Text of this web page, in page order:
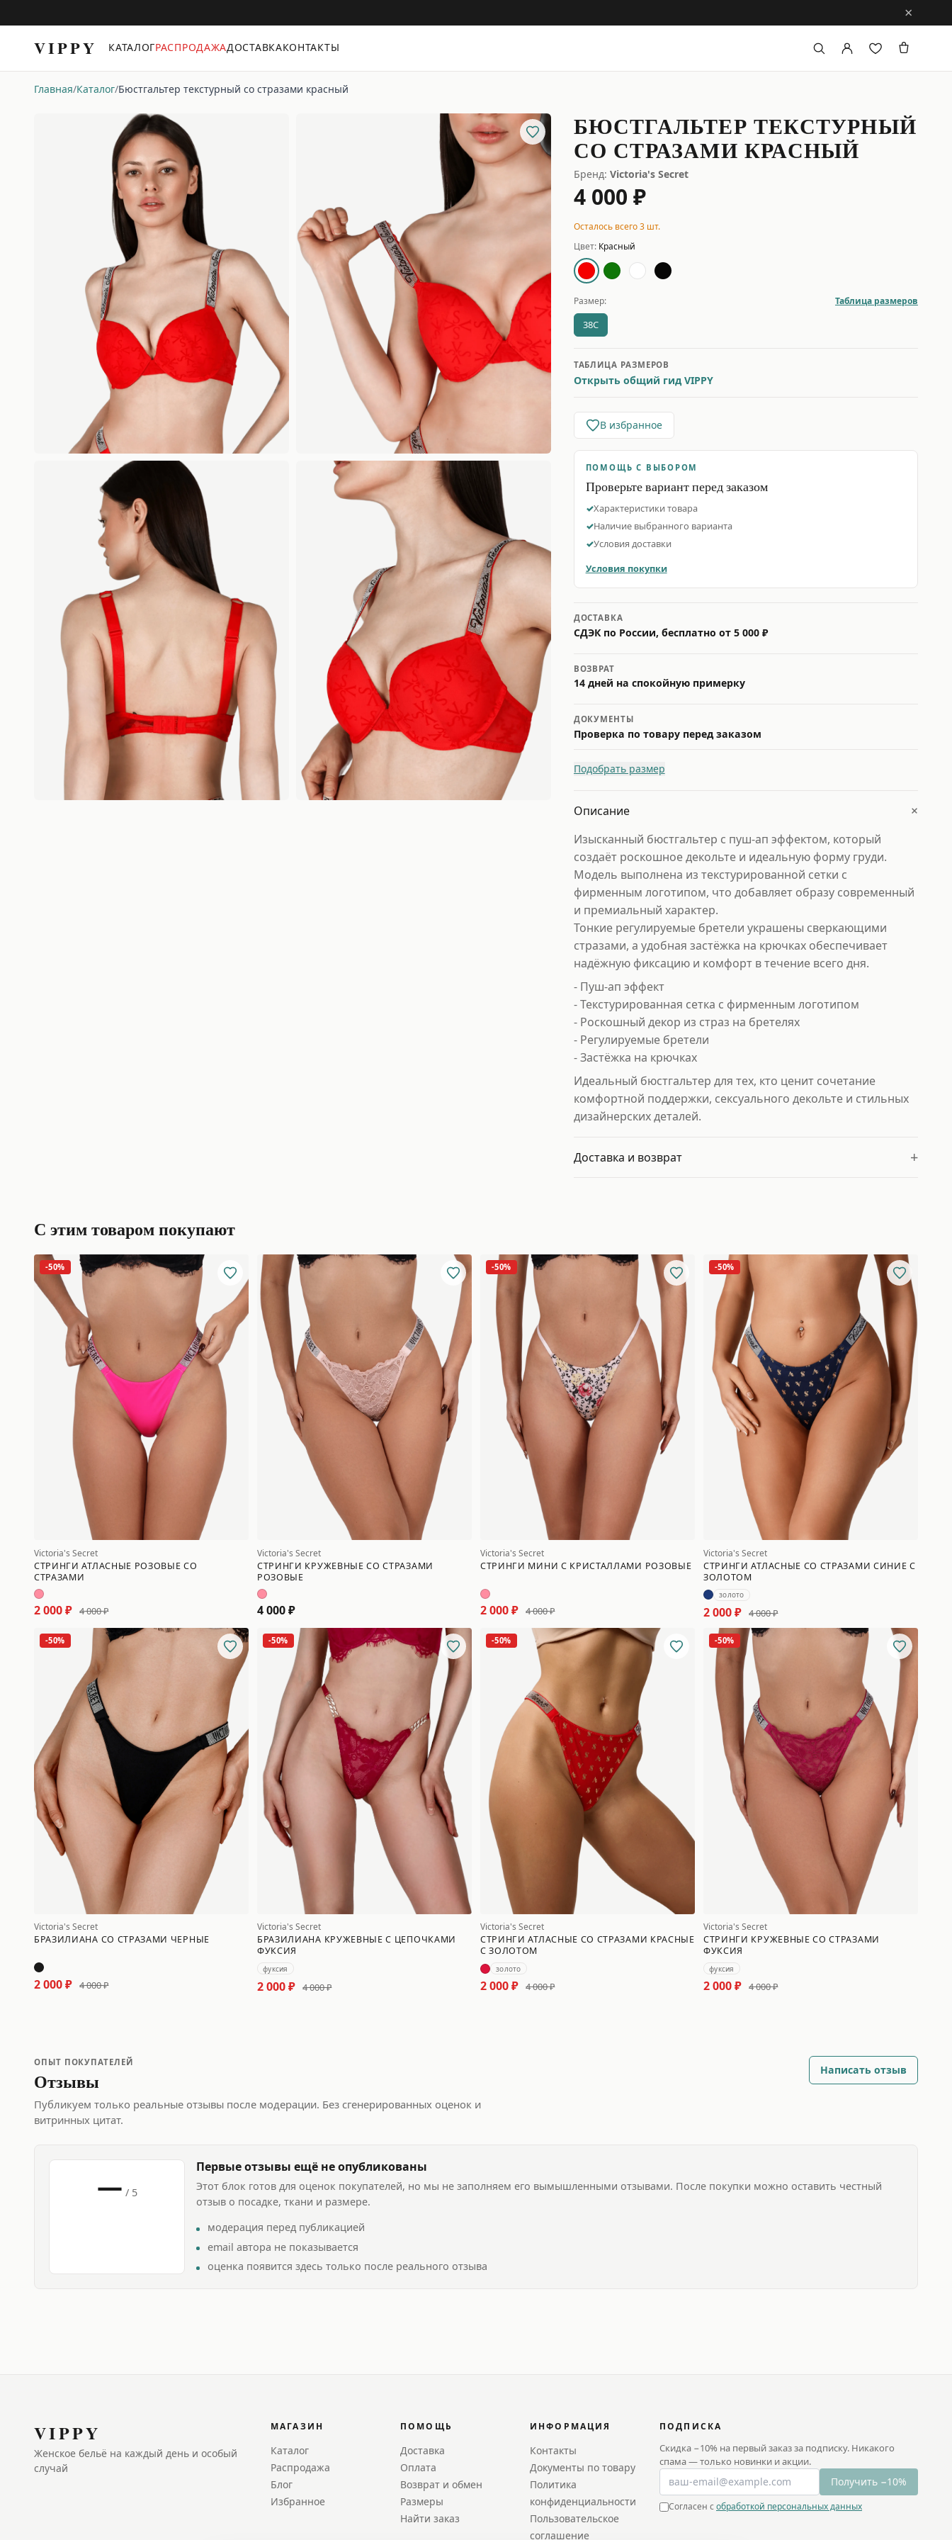
×
VIPPY КАТАЛОГ
Трусы
РАСПРОДАЖАДОСТАВКАКОНТАКТЫ
Главная/Каталог/Бюстгальтер текстурный со стразами красный
БЮСТГАЛЬТЕР ТЕКСТУРНЫЙ
СО СТРАЗАМИ КРАСНЫЙ
Бренд: Victoria's Secret
4 000 ₽
Осталось всего 3 шт.
Цвет: Красный
Размер: Таблица размеров
38C
ТАБЛИЦА РАЗМЕРОВ
Открыть общий гид VIPPY
В избранное
ПОМОЩЬ С ВЫБОРОМ
Проверьте вариант перед заказом
Характеристики товара
Наличие выбранного варианта
Условия доставки
Условия покупки
ДОСТАВКА
СДЭК по России, бесплатно от 5 000 ₽
ВОЗВРАТ
14 дней на спокойную примерку
ДОКУМЕНТЫ
Проверка по товару перед заказом
Подобрать размер
Описание +
Изысканный бюстгальтер с пуш-ап эффектом, который
создаёт роскошное декольте и идеальную форму груди.
Модель выполнена из текстурированной сетки с
фирменным логотипом, что добавляет образу современный
и премиальный характер.
Тонкие регулируемые бретели украшены сверкающими
стразами, а удобная застёжка на крючках обеспечивает
надёжную фиксацию и комфорт в течение всего дня.
- Пуш-ап эффект
- Текстурированная сетка с фирменным логотипом
- Роскошный декор из страз на бретелях
- Регулируемые бретели
- Застёжка на крючках
Идеальный бюстгальтер для тех, кто ценит сочетание
комфортной поддержки, сексуального декольте и стильных
дизайнерских деталей.
Доставка и возврат +
С этим товаром покупают
-50%
Victoria's Secret
СТРИНГИ АТЛАСНЫЕ РОЗОВЫЕ СО
СТРАЗАМИ
2 000 ₽ 4 000 ₽
Victoria's Secret
СТРИНГИ КРУЖЕВНЫЕ СО СТРАЗАМИ
РОЗОВЫЕ
4 000 ₽
-50%
Victoria's Secret
СТРИНГИ МИНИ С КРИСТАЛЛАМИ РОЗОВЫЕ
2 000 ₽ 4 000 ₽
-50%
Victoria's Secret
СТРИНГИ АТЛАСНЫЕ СО СТРАЗАМИ СИНИЕ С
ЗОЛОТОМ
золото
2 000 ₽ 4 000 ₽
-50%
Victoria's Secret
БРАЗИЛИАНА СО СТРАЗАМИ ЧЕРНЫЕ
2 000 ₽ 4 000 ₽
-50%
Victoria's Secret
БРАЗИЛИАНА КРУЖЕВНЫЕ С ЦЕПОЧКАМИ
ФУКСИЯ
фуксия
2 000 ₽ 4 000 ₽
-50%
Victoria's Secret
СТРИНГИ АТЛАСНЫЕ СО СТРАЗАМИ КРАСНЫЕ
С ЗОЛОТОМ
золото
2 000 ₽ 4 000 ₽
-50%
Victoria's Secret
СТРИНГИ КРУЖЕВНЫЕ СО СТРАЗАМИ
ФУКСИЯ
фуксия
2 000 ₽ 4 000 ₽
ОПЫТ ПОКУПАТЕЛЕЙ
Отзывы
Публикуем только реальные отзывы после модерации. Без сгенерированных оценок и
витринных цитат.
Написать отзыв
— / 5
Первые отзывы ещё не опубликованы
Этот блок готов для оценок покупателей, но мы не заполняем его вымышленными отзывами. После покупки можно оставить честный
отзыв о посадке, ткани и размере.
модерация перед публикацией
email автора не показывается
оценка появится здесь только после реального отзыва
VIPPY
Женское бельё на каждый день и особый
случай
МАГАЗИН
Каталог
Распродажа
Блог
Избранное
ПОМОЩЬ
Доставка
Оплата
Возврат и обмен
Размеры
Найти заказ
ИНФОРМАЦИЯ
Контакты
Документы по товару
Политика
конфиденциальности
Пользовательское
соглашение
ПОДПИСКА
Скидка −10% на первый заказ за подписку. Никакого
спама — только новинки и акции.
Получить −10%
Согласен собработкой персональных данных